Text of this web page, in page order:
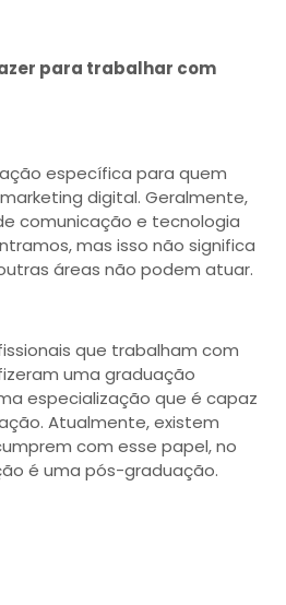
para trabalhar com
específica para quem
digital. Geralmente,
comunicação e tecnologia
mas isso não significa
áreas não podem atuar.
que trabalham com
uma graduação
especialização que é capaz
Atualmente, existem
com esse papel, no
é uma pós-graduação.